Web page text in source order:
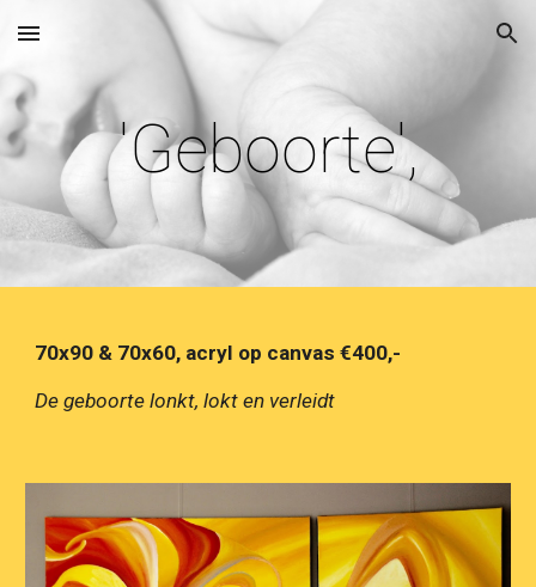
Skip to main content Skip to navigation
'Geboorte',
70x90 & 70x60, acryl op canvas €400,-
De geboorte lonkt, lokt en verleidt